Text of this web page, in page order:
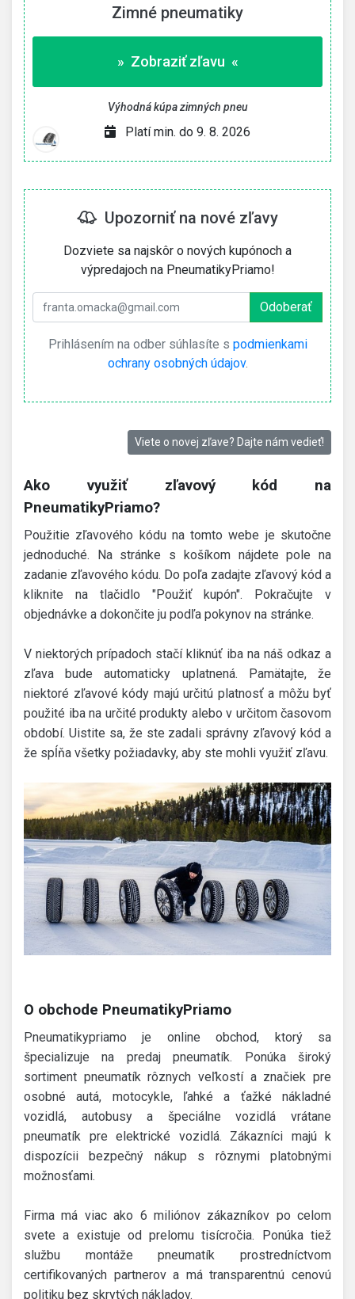
Zimné pneumatiky
» Zobraziť zľavu «
Výhodná kúpa zimných pneu
Platí min. do 9. 8. 2026
Upozorniť na nové zľavy
Dozviete sa najskôr o nových kupónoch a
výpredajoch na PneumatikyPriamo!
Prihlásením na odber súhlasíte s podmienkami
ochrany osobných údajov.
Viete o novej zľave? Dajte nám vedieť!
Ako využiť zľavový kód na
PneumatikyPriamo?
Použitie zľavového kódu na tomto webe je skutočne
jednoduché. Na stránke s košíkom nájdete pole na
zadanie zľavového kódu. Do poľa zadajte zľavový kód a
kliknite na tlačidlo "Použiť kupón". Pokračujte v
objednávke a dokončite ju podľa pokynov na stránke.
V niektorých prípadoch stačí kliknúť iba na náš odkaz a
zľava bude automaticky uplatnená. Pamätajte, že
niektoré zľavové kódy majú určitú platnosť a môžu byť
použité iba na určité produkty alebo v určitom časovom
období. Uistite sa, že ste zadali správny zľavový kód a
že spĺňa všetky požiadavky, aby ste mohli využiť zľavu.
O obchode PneumatikyPriamo
Pneumatikypriamo je online obchod, ktorý sa
špecializuje na predaj pneumatík. Ponúka široký
sortiment pneumatík rôznych veľkostí a značiek pre
osobné autá, motocykle, ľahké a ťažké nákladné
vozidlá, autobusy a špeciálne vozidlá vrátane
pneumatík pre elektrické vozidlá. Zákazníci majú k
dispozícii bezpečný nákup s rôznymi platobnými
možnosťami.
Firma má viac ako 6 miliónov zákazníkov po celom
svete a existuje od prelomu tisícročia. Ponúka tiež
službu montáže pneumatík prostredníctvom
certifikovaných partnerov a má transparentnú cenovú
politiku bez skrytých nákladov.